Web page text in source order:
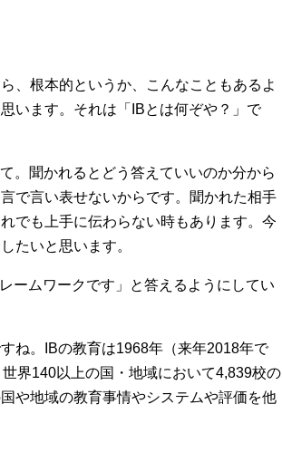
、根本的というか、こんなこともあるよ
います。それは「IBとは何ぞや？」で
。聞かれるとどう答えていいのか分から
で言い表せないからです。聞かれた相手
でも上手に伝わらない時もあります。今
たいと思います。
ームワークです」と答えるようにしてい
ね。IBの教育は1968年（来年2018年で
界140以上の国・地域において4,839校の
や地域の教育事情やシステムや評価を他